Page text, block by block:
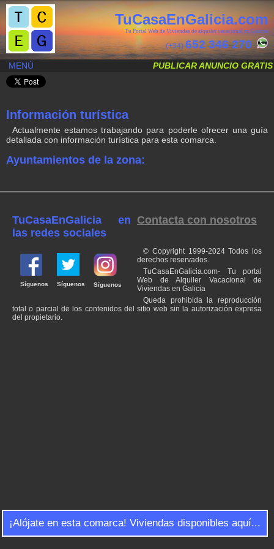
TuCasaEnGalicia.com
Tu Portal Web de Viviendas de alquiler vacacional en Galicia
(+34)652 346 270
MENÚ PUBLICAR ANUNCIO GRATIS
Información turística
¡Alójate en esta comarca! Viviendas disponibles aquí...
Actualmente estamos trabajando para poderle ofrecer una guía
detallada con información turística para esta comarca.
Ayuntamientos de la zona:
TuCasaEnGalicia en
las redes sociales
Síguenos Síguenos Síguenos
Contacta con nosotros
© Copyright 1999-2024 Todos los
derechos reservados.
TuCasaEnGalicia.com- Tu portal
Web de Alquiler Vacacional de
Viviendas en Galicia
Queda prohibida la reproducción
total o parcial de los contenidos del sitio web sin la autorización expresa
del propietario.